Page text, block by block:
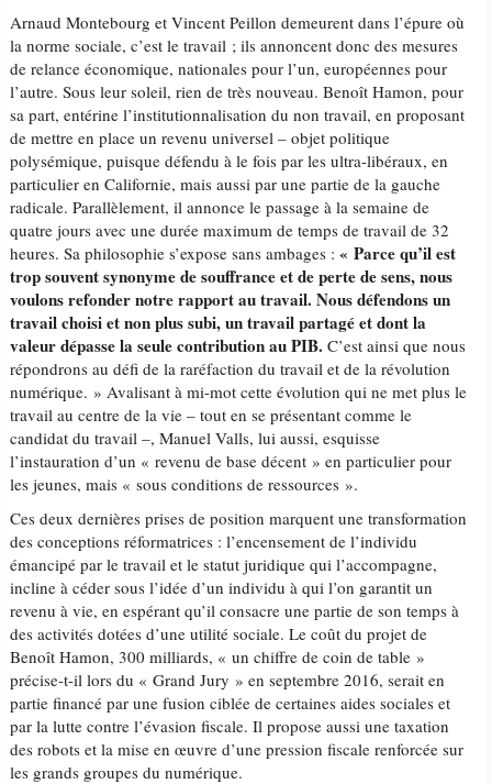
Arnaud Montebourg et Vincent Peillon demeurent dans l’épure où
la norme sociale, c’est le travail ; ils annoncent donc des mesures
de relance économique, nationales pour l’un, européennes pour
l’autre. Sous leur soleil, rien de très nouveau. Benoît Hamon, pour
sa part, entérine l’institutionnalisation du non travail, en proposant
de mettre en place un revenu universel – objet politique
polysémique, puisque défendu à le fois par les ultra-libéraux, en
particulier en Californie, mais aussi par une partie de la gauche
radicale. Parallèlement, il annonce le passage à la semaine de
quatre jours avec une durée maximum de temps de travail de 32
heures. Sa philosophie s’expose sans ambages :«Parce qu’il est
trop souvent synonyme de souffrance et de perte de sens, nous
voulons refonder notre rapport au travail. Nous défendons un
travail choisi et non plus subi, un travail partagé et dont la
valeur dépasse la seule contribution au PIB.C’est ainsi que nous
répondrons au défi de la raréfaction du travail et de la révolution
numérique. » Avalisant à mi-mot cette évolution qui ne met plus le
travail au centre de la vie – tout en se présentant comme le
candidat du travail –, Manuel Valls, lui aussi, esquisse
l’instauration d’un « revenu de base décent » en particulier pour
les jeunes, mais « sous conditions de ressources ».
Ces deux dernières prises de position marquent une transformation
des conceptions réformatrices : l’encensement de l’individu
émancipé par le travail et le statut juridique qui l’accompagne,
incline à céder sous l’idée d’un individu à qui l’on garantit un
revenu à vie, en espérant qu’il consacre une partie de son temps à
des activités dotées d’une utilité sociale. Le coût du projet de
Benoît Hamon, 300 milliards, « un chiffre de coin de table »
précise-t-il lors du « Grand Jury » en septembre 2016, serait en
partie financé par une fusion ciblée de certaines aides sociales et
par la lutte contre l’évasion fiscale. Il propose aussi une taxation
des robots et la mise en œuvre d’une pression fiscale renforcée sur
les grands groupes du numérique.